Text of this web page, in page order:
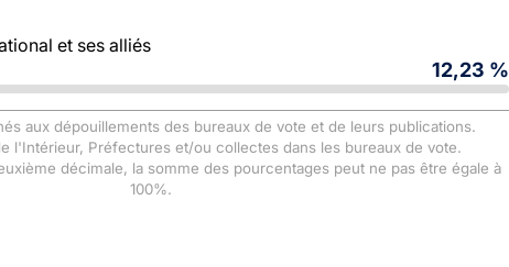
et ses alliés
12,23 %
aux dépouillements des bureaux de vote et de leurs publications.
l'Intérieur, Préfectures et/ou collectes dans les bureaux de vote.
décimale, la somme des pourcentages peut ne pas être égale à
100%.